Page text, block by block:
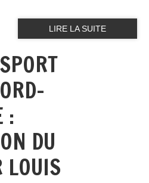
LIRE LA SUITE
:
DU
LOUIS